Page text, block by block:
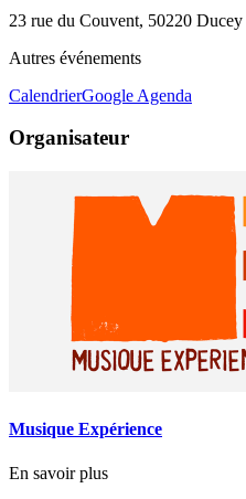
23 rue du Couvent, 50220 Ducey
Autres événements
CalendrierGoogle Agenda
Organisateur
Musique Expérience
En savoir plus